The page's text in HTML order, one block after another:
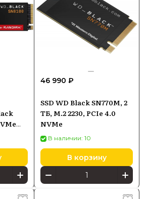
46 990 ₽
SSD WD Black SN770M, 2
ТБ, M.2 2230, PCIe 4.0
NVMe
В наличии: 10
В корзину